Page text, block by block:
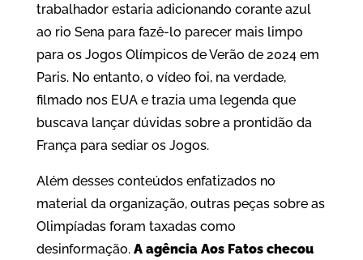
trabalhador estaria adicionando corante azul
ao rio Sena para fazê-lo parecer mais limpo
para os Jogos Olímpicos de Verão de 2024 em
Paris. No entanto, o vídeo foi, na verdade,
filmado nos EUA e trazia uma legenda que
buscava lançar dúvidas sobre a prontidão da
França para sediar os Jogos.
Além desses conteúdos enfatizados no
material da organização, outras peças sobre as
Olimpíadas foram taxadas como
desinformação. A agência Aos Fatos checou